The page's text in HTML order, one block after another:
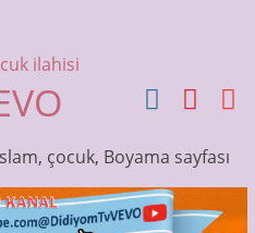
ilahisi
için Dua ve Sureler
Bismillah – çocuk ilahisi
Çocuk İlahileri Dinle –
| Çocuk Şarkıları | Bebek
çocuk, Boyama sayfası